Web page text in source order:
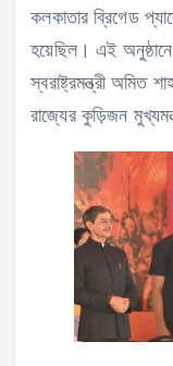
কলকাতার ব্রিগেড
হয়েছিল। এই অনুষ্ঠানে
স্বরাষ্ট্রমন্ত্রী অমিত
রাজ্যের কুড়িজন